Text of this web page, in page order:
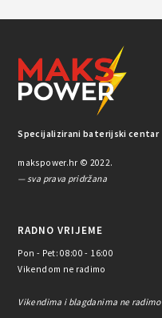
Specijalizirani baterijski centar
makspower.hr © 2022.
— sva prava pridržana
RADNO VRIJEME
Pon - Pet: 08:00 - 16:00
Vikendom ne radimo
Vikendima i blagdanima ne radimo